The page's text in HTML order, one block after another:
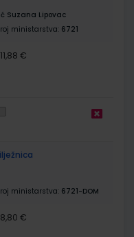
Suzana Lipovac
ministarstva: 6721
11,88 €
ministarstva: 6721-DOM
8,80 €